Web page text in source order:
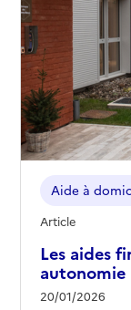
Les aides
autonomie
20/01/2026
Aide à
Article